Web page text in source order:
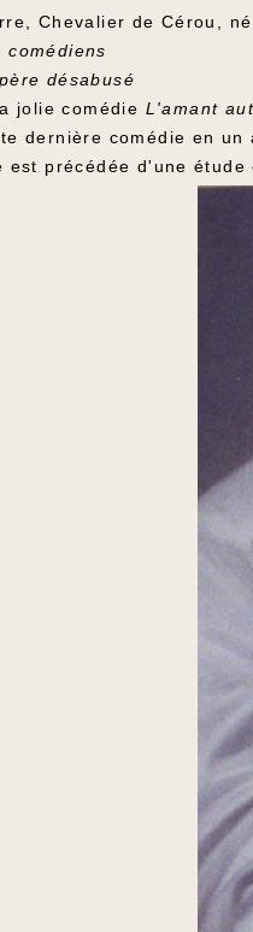
Chevalier de Cérou,
comédiens
désabusé
jolie comédie L'amant
dernière comédie en
est précédée d'une